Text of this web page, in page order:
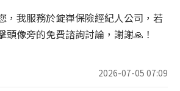
，我服務於錠嵂保險經紀人公司，若
頭像旁的免費諮詢討論，謝謝🙏 ！
2026-07-05 07:09